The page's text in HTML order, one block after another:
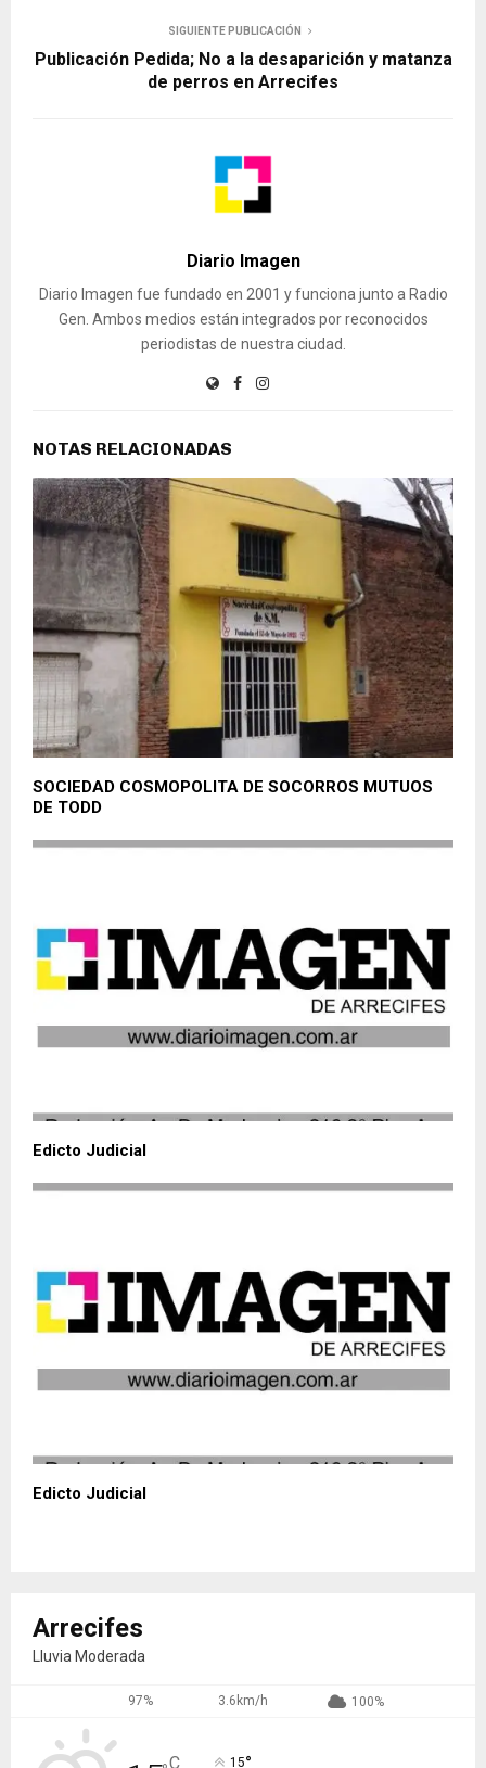
SIGUIENTE PUBLICACIÓN
Publicación Pedida; No a la desaparición y matanza
de perros en Arrecifes
Diario Imagen
Diario Imagen fue fundado en 2001 y funciona junto a Radio
Gen. Ambos medios están integrados por reconocidos
periodistas de nuestra ciudad.
NOTAS RELACIONADAS
SOCIEDAD COSMOPOLITA DE SOCORROS MUTUOS
DE TODD
Edicto Judicial
Edicto Judicial
Arrecifes
Lluvia Moderada
97% 3.6km/h 100%
C 15°